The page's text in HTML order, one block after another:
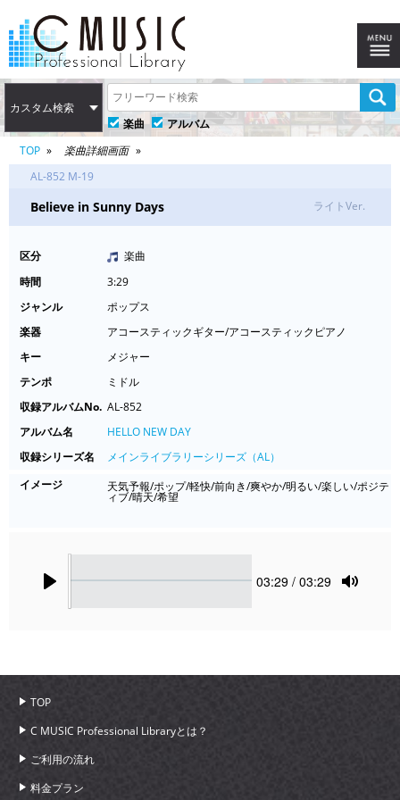
カスタム検索
楽曲
アルバム
TOP
楽曲詳細画面
AL-852 M-19
Believe in Sunny Days ライトVer.
区分
楽曲
時間
3:29
ジャンル
ポップス
楽器
アコースティックギター/アコースティックピアノ
キー
メジャー
テンポ
ミドル
収録アルバムNo. AL-852
アルバム名
HELLO NEW DAY
収録シリーズ名
メインライブラリーシリーズ（AL）
イメージ
天気予報/ポップ/軽快/前向き/爽やか/明るい/楽しい/ポジテ
ィブ/晴天/希望
Current
03:29 / 03:29
TOP
C MUSIC Professional Libraryとは？
ご利用の流れ
料金プラン